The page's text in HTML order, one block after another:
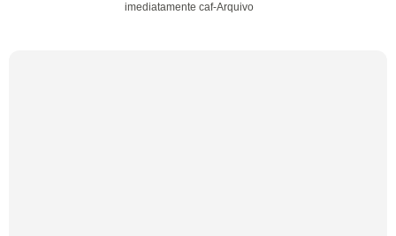
imediatamente caf-Arquivo